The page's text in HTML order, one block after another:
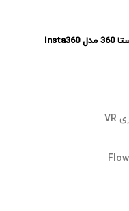
پک دوربین فیلم برداری ورزشی اینستا 360 مدل Insta360